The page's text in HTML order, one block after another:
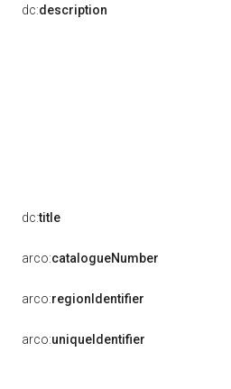
dc:description
dc:title
arco:catalogueNumber
arco:regionIdentifier
arco:uniqueIdentifier